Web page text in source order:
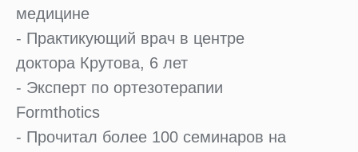
медицине
- Практикующий врач в центре
доктора Крутова, 6 лет
- Эксперт по ортезотерапии
Formthotics
- Прочитал более 100 семинаров на